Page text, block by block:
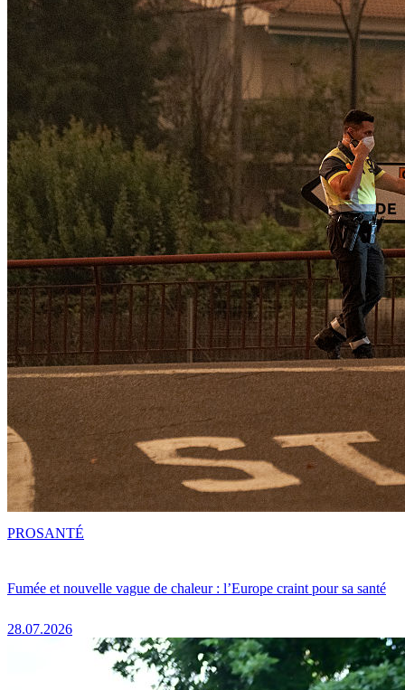
Fumée et nouvelle vague de chaleur : l’Europe craint pour sa santé
28.07.2026
PROSANTÉ